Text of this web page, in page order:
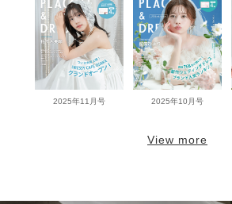
2025年11月号 2025年10月号
View more